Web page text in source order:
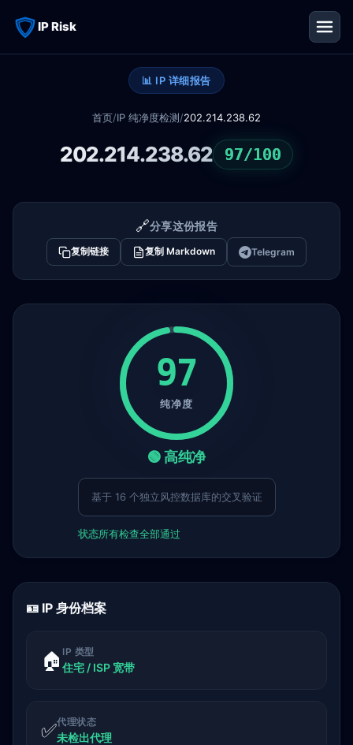
IP Risk
📊 IP 详细报告
首页/IP 纯净度检测/202.214.238.62
202.214.238.62 97/100
🔗分享这份报告
复制链接 复制 Markdown Telegram
97
纯净度
🟢 高纯净
基于 16 个独立风控数据库的交叉验证
状态所有检查全部通过
🪪 IP 身份档案
🏠 IP 类型
住宅 / ISP 宽带
✅代理状态
未检出代理